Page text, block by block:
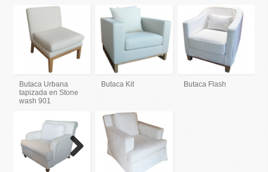
Butaca Urbana
tapizada en Stone
wash 901
Butaca Kit Butaca Flash